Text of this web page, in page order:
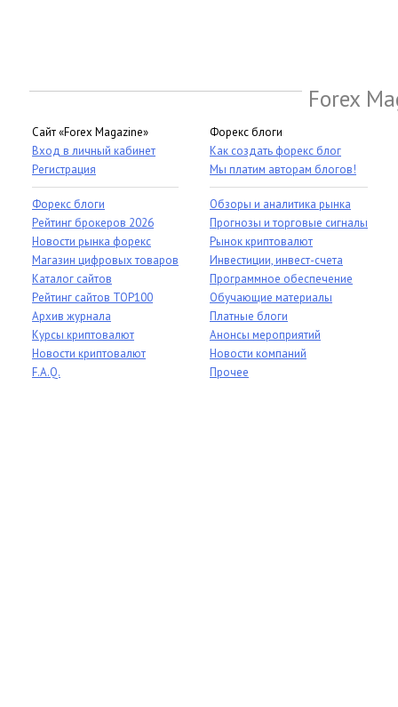
Forex
Сайт «Forex Magazine»
Вход в личный кабинет
Регистрация
Форекс блоги
Рейтинг брокеров 2026
Новости рынка форекс
Магазин цифровых товаров
Каталог сайтов
Рейтинг сайтов TOP100
Архив журнала
Курсы криптовалют
Новости криптовалют
F.A.Q.
Форекс блоги
Как создать форекс блог
Мы платим авторам блогов!
Обзоры и аналитика рынка
Прогнозы и торговые сигналы
Рынок криптовалют
Инвестиции, инвест-счета
Программное обеспечение
Обучающие материалы
Платные блоги
Анонсы мероприятий
Новости компаний
Прочее